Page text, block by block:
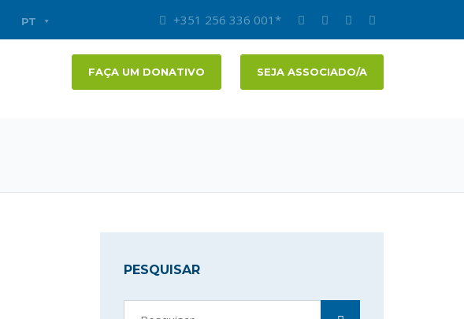
PT +351 256 336 001*
FAÇA UM DONATIVO SEJA ASSOCIADO/A
PESQUISAR